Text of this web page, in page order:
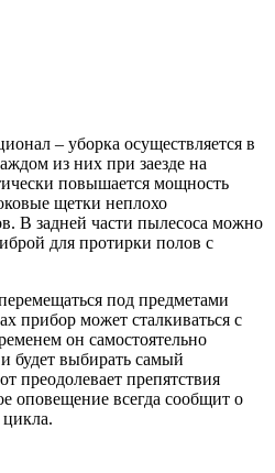
– уборка осуществляется в
из них при заезде на
повышается мощность
щетки неплохо
В задней части пылесоса можно
для протирки полов с
под предметами
прибор может сталкиваться с
он самостоятельно
будет выбирать самый
преодолевает препятствия
оповещение всегда сообщит о